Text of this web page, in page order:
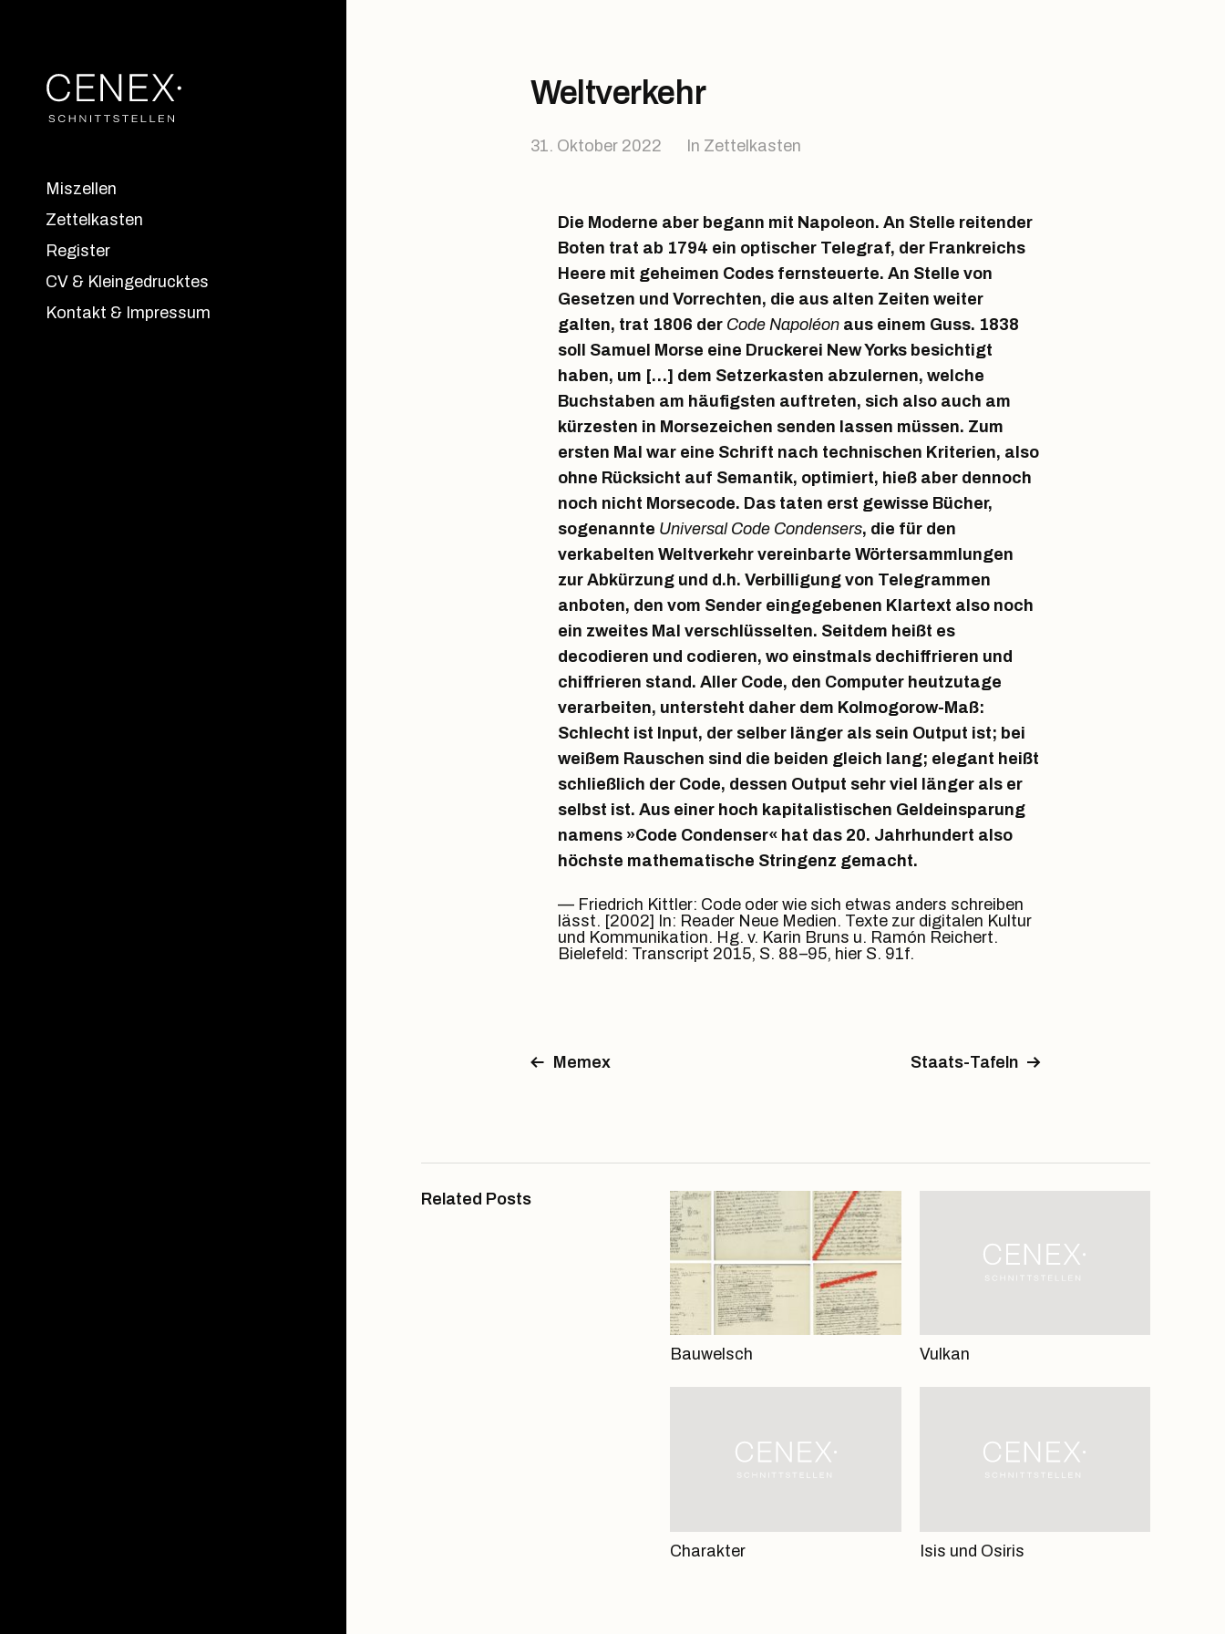
Miszellen
Zettelkasten
Register
CV & Kleingedrucktes
Kontakt & Impressum
Weltverkehr
31. Oktober 2022 In Zettelkasten
Die Moderne aber begann mit Napoleon. An Stelle reitender
Boten trat ab 1794 ein optischer Telegraf, der Frankreichs
Heere mit geheimen Codes fernsteuerte. An Stelle von
Gesetzen und Vorrechten, die aus alten Zeiten weiter
galten, trat 1806 der Code Napoléon aus einem Guss. 1838
soll Samuel Morse eine Druckerei New Yorks besichtigt
haben, um […] dem Setzerkasten abzulernen, welche
Buchstaben am häufigsten auftreten, sich also auch am
kürzesten in Morsezeichen senden lassen müssen. Zum
ersten Mal war eine Schrift nach technischen Kriterien, also
ohne Rücksicht auf Semantik, optimiert, hieß aber dennoch
noch nicht Morsecode. Das taten erst gewisse Bücher,
sogenannte Universal Code Condensers, die für den
verkabelten Weltverkehr vereinbarte Wörtersammlungen
zur Abkürzung und d.h. Verbilligung von Telegrammen
anboten, den vom Sender eingegebenen Klartext also noch
ein zweites Mal verschlüsselten. Seitdem heißt es
decodieren und codieren, wo einstmals dechiffrieren und
chiffrieren stand. Aller Code, den Computer heutzutage
verarbeiten, untersteht daher dem Kolmogorow-Maß:
Schlecht ist Input, der selber länger als sein Output ist; bei
weißem Rauschen sind die beiden gleich lang; elegant heißt
schließlich der Code, dessen Output sehr viel länger als er
selbst ist. Aus einer hoch kapitalistischen Geldeinsparung
namens »Code Condenser« hat das 20. Jahrhundert also
höchste mathematische Stringenz gemacht.
Friedrich Kittler: Code oder wie sich etwas anders schreiben
lässt. [2002] In: Reader Neue Medien. Texte zur digitalen Kultur
und Kommunikation. Hg. v. Karin Bruns u. Ramón Reichert.
Bielefeld: Transcript 2015, S. 88–95, hier S. 91f.
Memex Staats-Tafeln
Related Posts
Bauwelsch Vulkan
Charakter Isis und Osiris